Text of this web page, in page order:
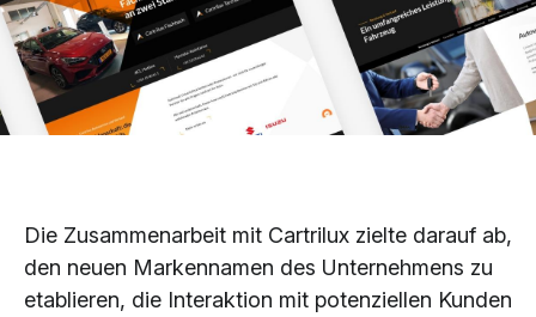
Die Zusammenarbeit mit Cartrilux zielte darauf ab,
den neuen Markennamen des Unternehmens zu
etablieren, die Interaktion mit potenziellen Kunden